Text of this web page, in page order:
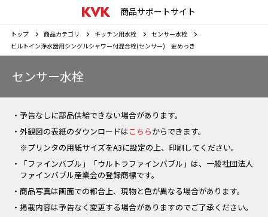
商品サポートサイト
トップ 商品カテゴリ キッチン用水栓
センサー水栓
ビルトイン浄水器用シングルシャワー付混合栓(センサー) 金めっき
センサー水栓
・予告なしに部品供給できない場合があります。
・外観図の表紙のダウンロードはこちらからできます。
※プリンタの用紙サイズをA3に設定の上、印刷してください。
・「ファインバブル」「ウルトラファインバブル」は、一般社団法人
ファインバブル産業会の登録商標です。
・商品写真は画面での都合上、現物と色が異なる場合があります。
・掲載内容は予告なく変更する場合がありますのでご了承ください。